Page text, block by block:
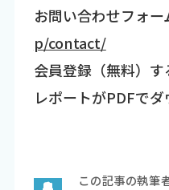
お問い合わせフォー
p/contact/
会員登録（無料）
レポートがPDFでダ
この記事の執筆